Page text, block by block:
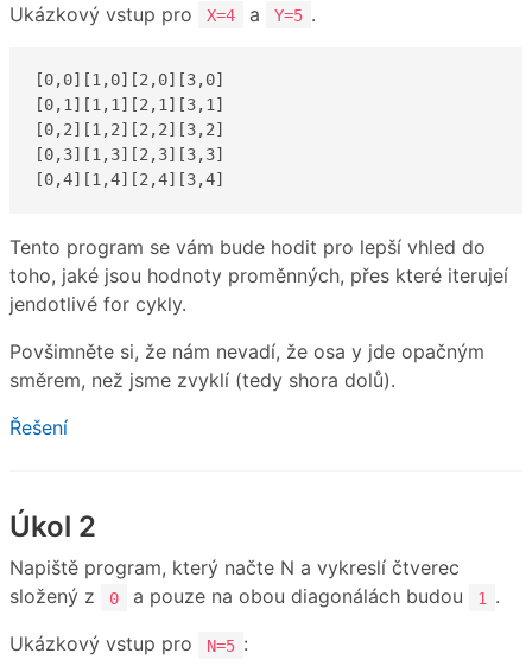
Ukázkový vstup pro
X=4 a Y=5 .
[0,0][1,0][2,0][3,0]
[0,1][1,1][2,1][3,1]
[0,2][1,2][2,2][3,2]
[0,3][1,3][2,3][3,3]
[0,4][1,4][2,4][3,4]
Tento program se vám bude hodit pro lepší vhled do
toho, jaké jsou hodnoty proměnných, přes které iterujeí
jendotlivé for cykly.
Povšimněte si, že nám nevadí, že osa y jde opačným
směrem, než jsme zvyklí (tedy shora dolů).
Řešení
Úkol 2
Napiště program, který načte N a vykreslí čtverec
složený z
0 a pouze na obou diagonálách budou 1
.
Ukázkový vstup pro
N=5 :